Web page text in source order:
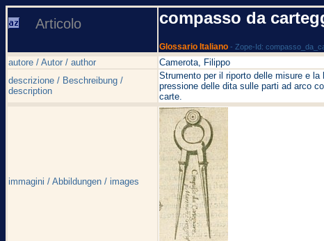
Articolo compasso da
Glossario Italiano - Zope-Id:
autore / Autor / author
Camerota, Filippo
descrizione / Beschreibung /
description
Strumento per il riporto delle misure e
pressione delle dita sulle parti ad arco
carte.
immagini / Abbildungen / images